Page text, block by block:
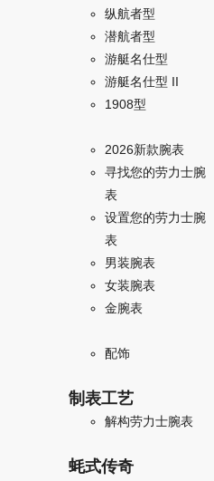
纵航者型
潜航者型
游艇名仕型
游艇名仕型 II
1908型
2026新款腕表
寻找您的劳力士腕
表
设置您的劳力士腕
表
男装腕表
女装腕表
金腕表
配饰
制表工艺
解构劳力士腕表
蚝式传奇